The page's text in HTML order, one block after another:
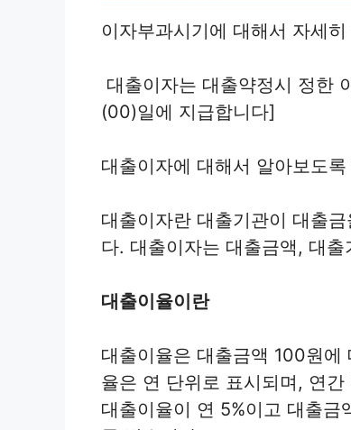
이자부과시기에 대해서 자세
대출이자는 대출약정시 정한
(00)일에 지급합니다]
대출이자에 대해서 알아보도
대출이자란 대출기관이 대출
다. 대출이자는 대출금액, 대
대출이율이란
대출이율은 대출금액 100원에
율은 연 단위로 표시되며, 연
대출이율이 연 5%이고 대출